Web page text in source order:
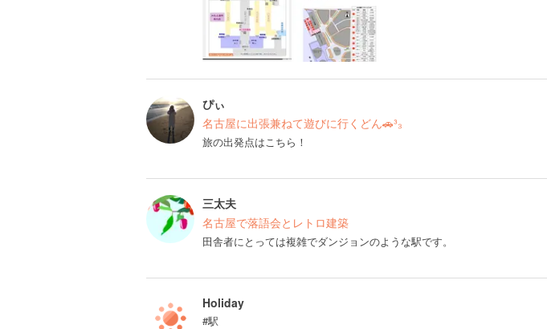
ぴぃ
名古屋に出張兼ねて遊びに行くどん🚗³₃
旅の出発点はこちら！
三太夫
名古屋で落語会とレトロ建築
田舎者にとっては複雑でダンジョンのような駅です。
Holiday
#駅